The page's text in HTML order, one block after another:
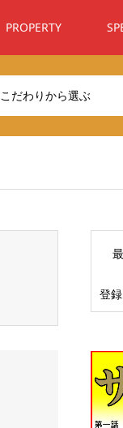
PROPERTY
こだわりから選ぶ
登